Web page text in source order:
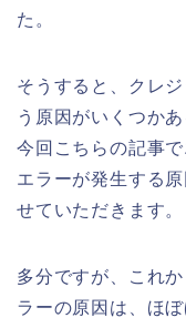
た。
そうすると、クレ
う原因がいくつか
今回こちらの記事
エラーが発生する
せていただきます。
多分ですが、これ
ラーの原因は、ほ